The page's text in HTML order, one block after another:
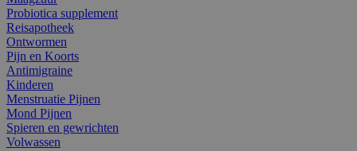
Probiotica supplement
Reisapotheek
Ontwormen
Pijn en Koorts
Antimigraine
Kinderen
Menstruatie Pijnen
Mond Pijnen
Spieren en gewrichten
Volwassen